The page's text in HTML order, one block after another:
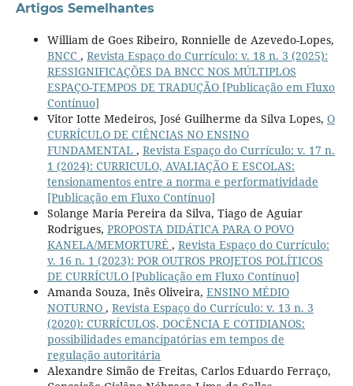
Artigos Semelhantes
William de Goes Ribeiro, Ronnielle de Azevedo-Lopes,
BNCC , Revista Espaço do Currículo: v. 18 n. 3 (2025):
RESSIGNIFICAÇÕES DA BNCC NOS MÚLTIPLOS
ESPAÇO-TEMPOS DE TRADUÇÃO [Publicação em Fluxo
Contínuo]
Vitor Iotte Medeiros, José Guilherme da Silva Lopes, O
CURRÍCULO DE CIÊNCIAS NO ENSINO
FUNDAMENTAL , Revista Espaço do Currículo: v. 17 n.
1 (2024): CURRICULO, AVALIAÇÃO E ESCOLAS:
tensionamentos entre a norma e performatividade
[Publicação em Fluxo Contínuo]
Solange Maria Pereira da Silva, Tiago de Aguiar
Rodrigues, PROPOSTA DIDÁTICA PARA O POVO
KANELA/MEMORTURÉ , Revista Espaço do Currículo:
v. 16 n. 1 (2023): POR OUTROS PROJETOS POLÍTICOS
DE CURRÍCULO [Publicação em Fluxo Contínuo]
Amanda Souza, Inês Oliveira, ENSINO MÉDIO
NOTURNO , Revista Espaço do Currículo: v. 13 n. 3
(2020): CURRÍCULOS, DOCÊNCIA E COTIDIANOS:
possibilidades emancipatórias em tempos de
regulação autoritária
Alexandre Simão de Freitas, Carlos Eduardo Ferraço,